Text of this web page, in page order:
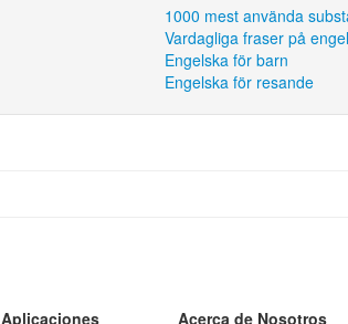
1000 mest använda
Vardagliga fraser på
Engelska för barn
Engelska för resande
Aplicaciones Acerca de Nosotros